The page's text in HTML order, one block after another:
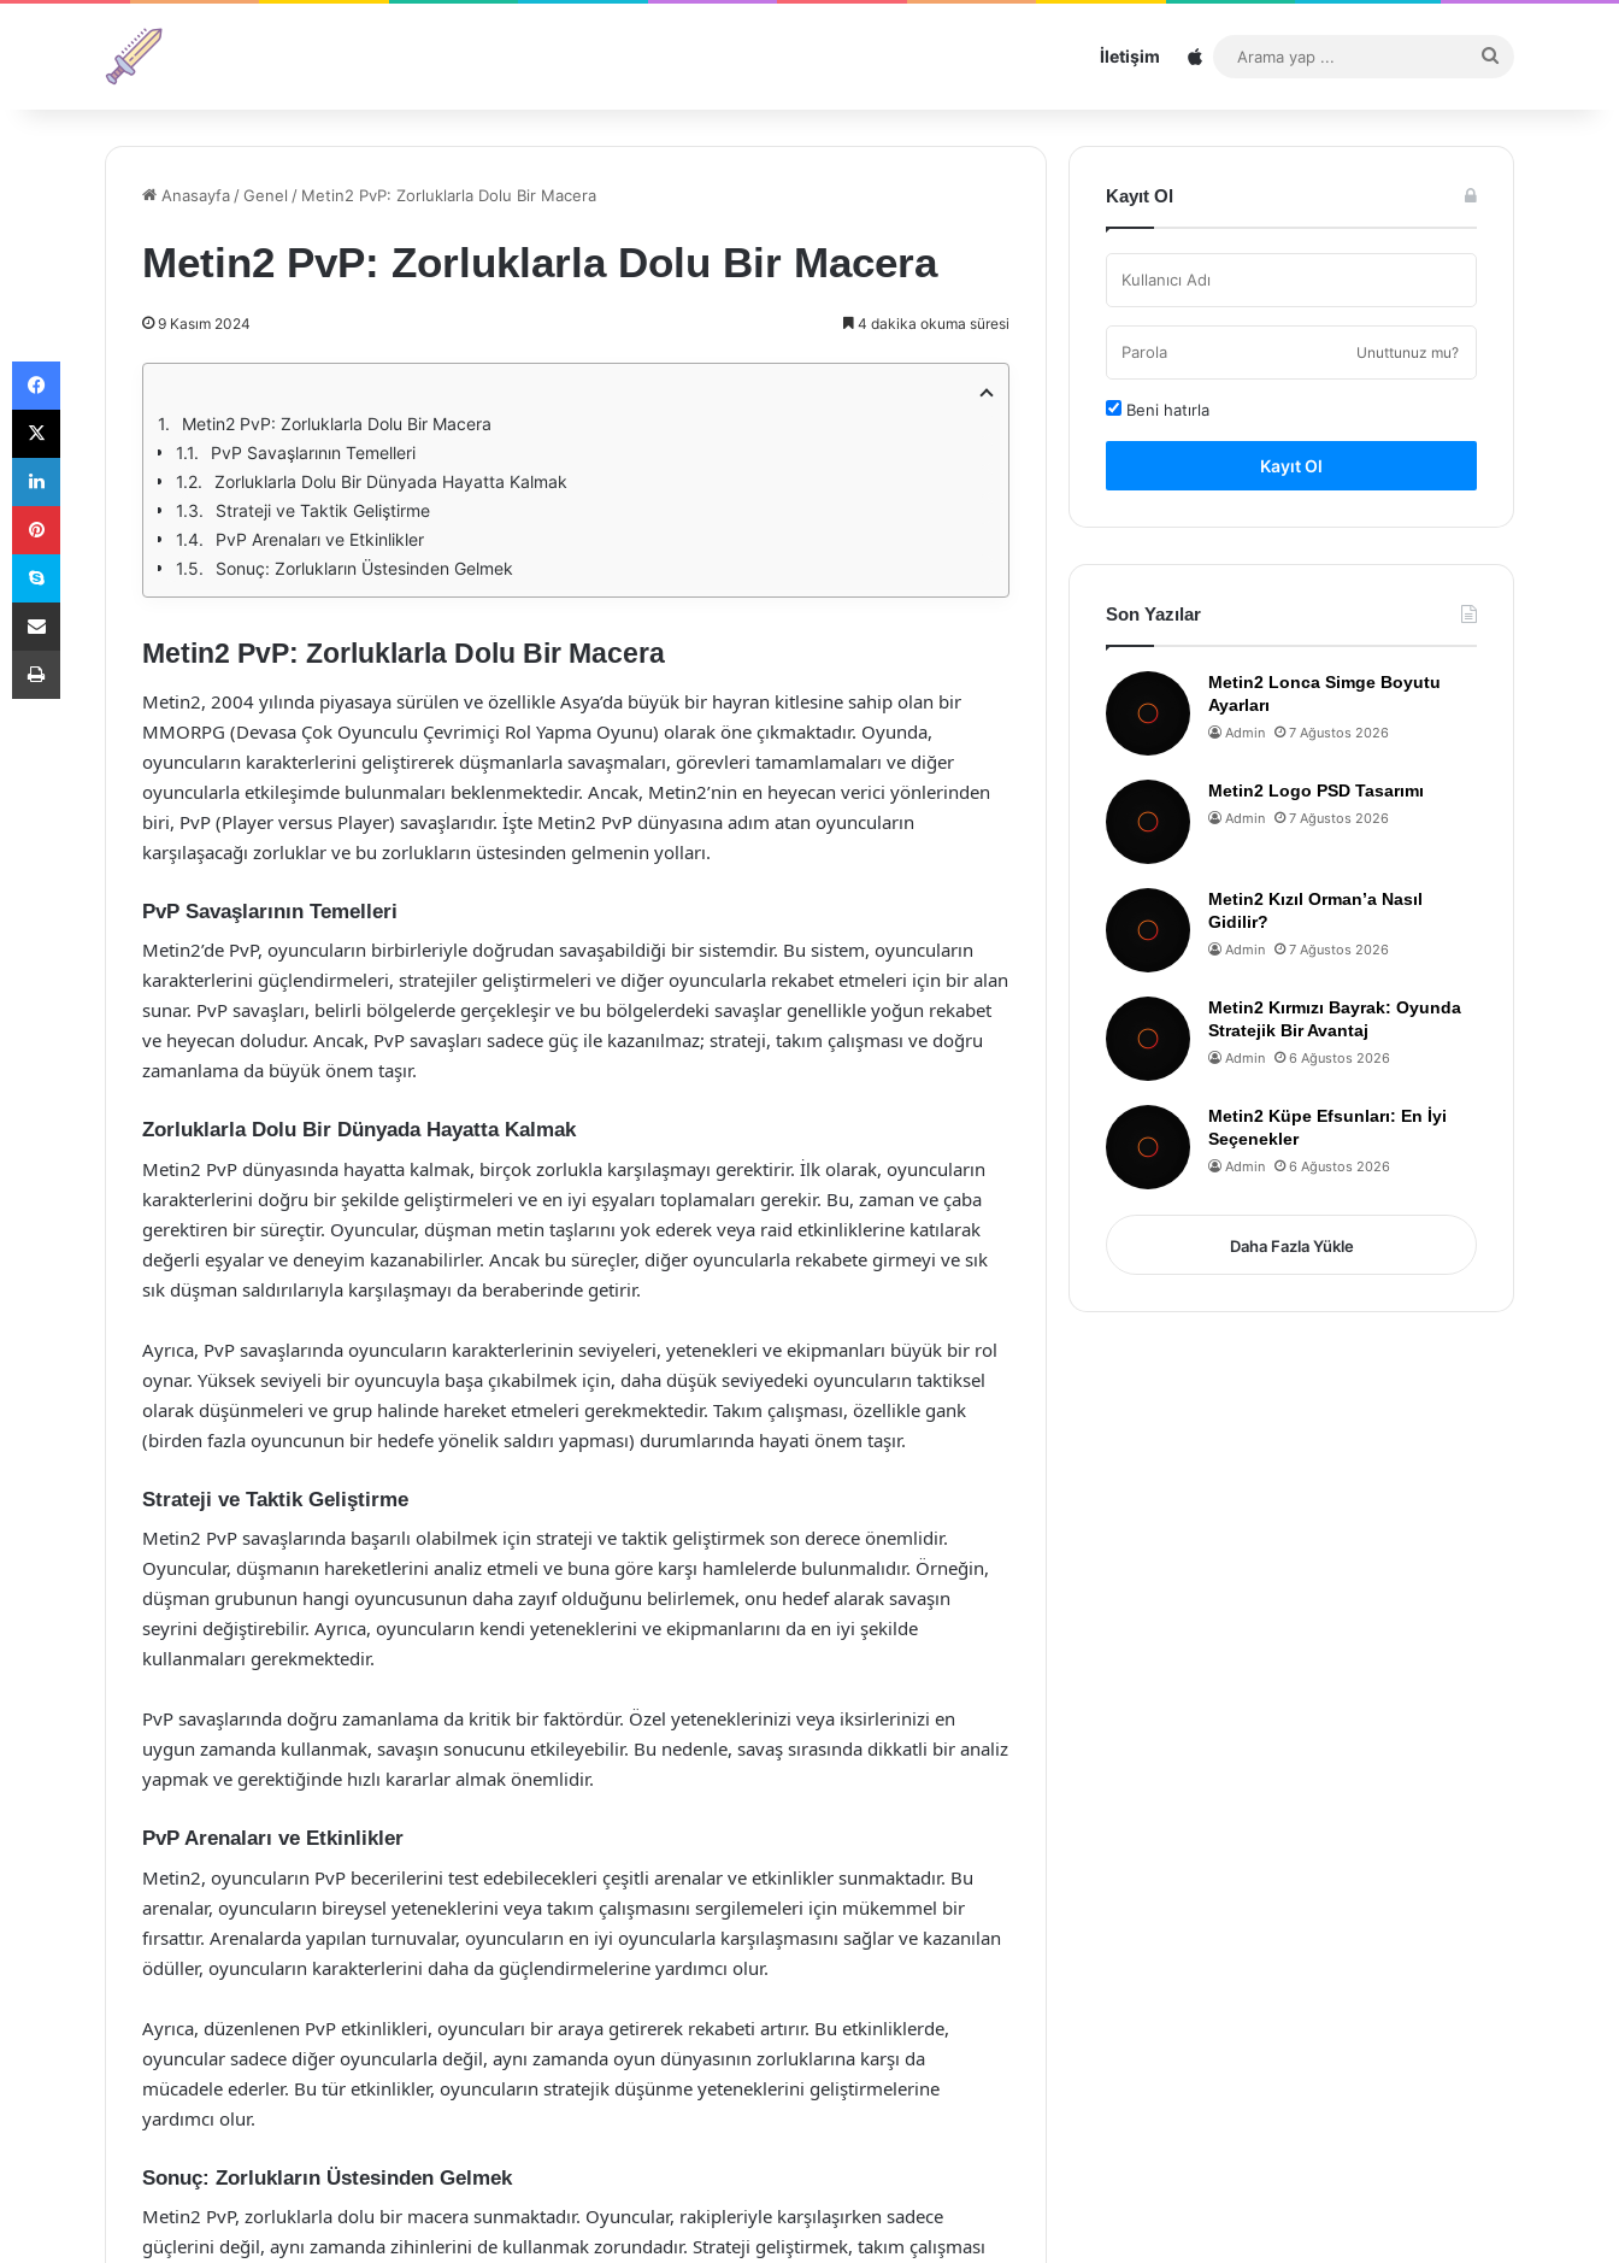
İletişim Sitemap
...
Anasayfa /Genel / Metin2 PvP: Zorluklarla Dolu Bir Macera
Metin2 PvP: Zorluklarla Dolu Bir Macera
9 Kasım 2024 4 dakika okuma süresi
Metin2 PvP: Zorluklarla Dolu Bir Macera
PvP Savaşlarının Temelleri
Zorluklarla Dolu Bir Dünyada Hayatta Kalmak
Strateji ve Taktik Geliştirme
PvP Arenaları ve Etkinlikler
Sonuç: Zorlukların Üstesinden Gelmek
Metin2 PvP: Zorluklarla Dolu Bir Macera
Metin2, 2004 yılında piyasaya sürülen ve özellikle Asya’da büyük bir hayran kitlesine sahip olan bir
MMORPG (Devasa Çok Oyunculu Çevrimiçi Rol Yapma Oyunu) olarak öne çıkmaktadır. Oyunda,
oyuncuların karakterlerini geliştirerek düşmanlarla savaşmaları, görevleri tamamlamaları ve diğer
oyuncularla etkileşimde bulunmaları beklenmektedir. Ancak, Metin2’nin en heyecan verici yönlerinden
biri, PvP (Player versus Player) savaşlarıdır. İşte Metin2 PvP dünyasına adım atan oyuncuların
karşılaşacağı zorluklar ve bu zorlukların üstesinden gelmenin yolları.
PvP Savaşlarının Temelleri
Metin2’de PvP, oyuncuların birbirleriyle doğrudan savaşabildiği bir sistemdir. Bu sistem, oyuncuların
karakterlerini güçlendirmeleri, stratejiler geliştirmeleri ve diğer oyuncularla rekabet etmeleri için bir alan
sunar. PvP savaşları, belirli bölgelerde gerçekleşir ve bu bölgelerdeki savaşlar genellikle yoğun rekabet
ve heyecan doludur. Ancak, PvP savaşları sadece güç ile kazanılmaz; strateji, takım çalışması ve doğru
zamanlama da büyük önem taşır.
Zorluklarla Dolu Bir Dünyada Hayatta Kalmak
Metin2 PvP dünyasında hayatta kalmak, birçok zorlukla karşılaşmayı gerektirir. İlk olarak, oyuncuların
karakterlerini doğru bir şekilde geliştirmeleri ve en iyi eşyaları toplamaları gerekir. Bu, zaman ve çaba
gerektiren bir süreçtir. Oyuncular, düşman metin taşlarını yok ederek veya raid etkinliklerine katılarak
değerli eşyalar ve deneyim kazanabilirler. Ancak bu süreçler, diğer oyuncularla rekabete girmeyi ve sık
sık düşman saldırılarıyla karşılaşmayı da beraberinde getirir.
Ayrıca, PvP savaşlarında oyuncuların karakterlerinin seviyeleri, yetenekleri ve ekipmanları büyük bir rol
oynar. Yüksek seviyeli bir oyuncuyla başa çıkabilmek için, daha düşük seviyedeki oyuncuların taktiksel
olarak düşünmeleri ve grup halinde hareket etmeleri gerekmektedir. Takım çalışması, özellikle gank
(birden fazla oyuncunun bir hedefe yönelik saldırı yapması) durumlarında hayati önem taşır.
Strateji ve Taktik Geliştirme
Metin2 PvP savaşlarında başarılı olabilmek için strateji ve taktik geliştirmek son derece önemlidir.
Oyuncular, düşmanın hareketlerini analiz etmeli ve buna göre karşı hamlelerde bulunmalıdır. Örneğin,
düşman grubunun hangi oyuncusunun daha zayıf olduğunu belirlemek, onu hedef alarak savaşın
seyrini değiştirebilir. Ayrıca, oyuncuların kendi yeteneklerini ve ekipmanlarını da en iyi şekilde
kullanmaları gerekmektedir.
PvP savaşlarında doğru zamanlama da kritik bir faktördür. Özel yeteneklerinizi veya iksirlerinizi en
uygun zamanda kullanmak, savaşın sonucunu etkileyebilir. Bu nedenle, savaş sırasında dikkatli bir analiz
yapmak ve gerektiğinde hızlı kararlar almak önemlidir.
PvP Arenaları ve Etkinlikler
Metin2, oyuncuların PvP becerilerini test edebilecekleri çeşitli arenalar ve etkinlikler sunmaktadır. Bu
arenalar, oyuncuların bireysel yeteneklerini veya takım çalışmasını sergilemeleri için mükemmel bir
fırsattır. Arenalarda yapılan turnuvalar, oyuncuların en iyi oyuncularla karşılaşmasını sağlar ve kazanılan
ödüller, oyuncuların karakterlerini daha da güçlendirmelerine yardımcı olur.
Ayrıca, düzenlenen PvP etkinlikleri, oyuncuları bir araya getirerek rekabeti artırır. Bu etkinliklerde,
oyuncular sadece diğer oyuncularla değil, aynı zamanda oyun dünyasının zorluklarına karşı da
mücadele ederler. Bu tür etkinlikler, oyuncuların stratejik düşünme yeteneklerini geliştirmelerine
yardımcı olur.
Sonuç: Zorlukların Üstesinden Gelmek
Metin2 PvP, zorluklarla dolu bir macera sunmaktadır. Oyuncular, rakipleriyle karşılaşırken sadece
güçlerini değil, aynı zamanda zihinlerini de kullanmak zorundadır. Strateji geliştirmek, takım çalışması
Kayıt Ol
Unuttunuz mu?
Beni hatırla
Kayıt Ol
Son Yazılar
Metin2 Lonca Simge Boyutu
Ayarları
Admin 7 Ağustos 2026
Metin2 Logo PSD Tasarımı
Admin 7 Ağustos 2026
Metin2 Kızıl Orman’a Nasıl
Gidilir?
Admin 7 Ağustos 2026
Metin2 Kırmızı Bayrak: Oyunda
Stratejik Bir Avantaj
Admin 6 Ağustos 2026
Metin2 Küpe Efsunları: En İyi
Seçenekler
Admin 6 Ağustos 2026
Daha Fazla Yükle
Facebook
X
LinkedIn
Pinterest
Skype
E-Posta ile paylaş